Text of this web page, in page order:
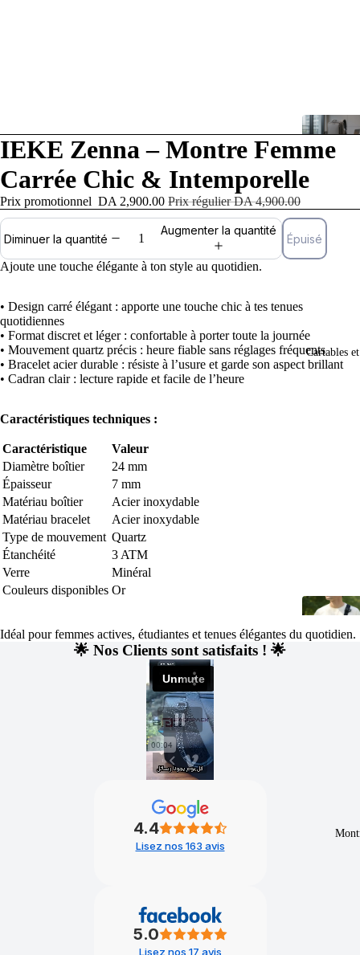
Cartables
IEKE Zenna – Montre Femme
Carrée Chic & Intemporelle
Prix promotionnel DA 2,900.00 Prix régulierDA 4,900.00
Diminuer la quantité
Augmenter la quantité
Épuisé
Ajoute une touche élégante à ton style au quotidien.
• Design carré élégant : apporte une touche chic à tes tenues
quotidiennes
• Format discret et léger : confortable à porter toute la journée
• Mouvement quartz précis : heure fiable sans réglages fréquents
• Bracelet acier durable : résiste à l’usure et garde son aspect brillant
• Cadran clair : lecture rapide et facile de l’heure
Caractéristiques techniques :
Caractéristique
Valeur
Diamètre boîtier
24 mm
Épaisseur
7 mm
Matériau boîtier
Acier inoxydable
Matériau bracelet
Acier inoxydable
Type de mouvement Quartz
Étanchéité
3 ATM
Verre
Minéral
Couleurs disponibles Or
Idéal pour femmes actives, étudiantes et tenues élégantes du quotidien.
🌟 Nos Clients sont satisfaits ! 🌟
4.4
Lisez nos 163 avis
5.0
Lisez nos 17 avis